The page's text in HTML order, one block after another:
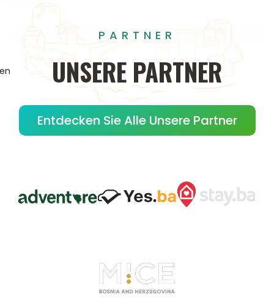
PARTNER
UNSERE PARTNER
Entdecken Sie Alle Unsere Partner